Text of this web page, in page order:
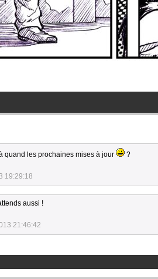
quand les prochaines mises à jour ?
19:29:18
aussi !
21:46:42